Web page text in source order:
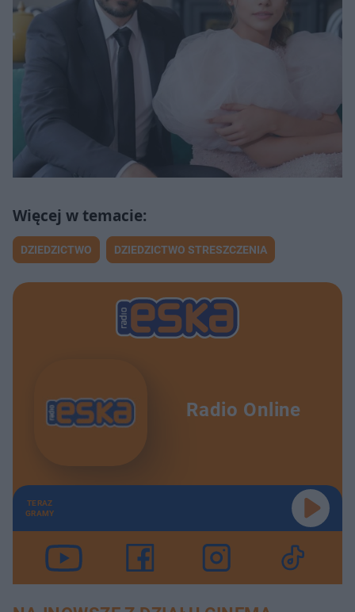
DZIEDZICTWO DZIEDZICTWO STRESZCZENIA
Radio Online
TERAZ
GRAMY